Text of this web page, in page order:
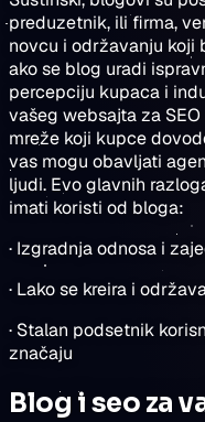
preduzetnik, ili firma,
novcu i održavanju koji
ako se blog uradi
percepciju kupaca i
vašeg websajta za
mreže koji kupce
vas mogu obavljati
ljudi. Evo glavnih
imati koristi od bloga:
· Izgradnja odnosa i
· Lako se kreira i
· Stalan podsetnik
značaju
Blog i seo za